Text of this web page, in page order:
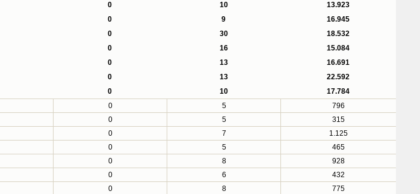
0 10
13.923
0 9
16.945
0 30
18.532
0 16
15.084
0 13
16.691
0 13
22.592
0 10
17.784
0 5
796
0 5
315
0 7
1.125
0 5
465
0 8
928
0 6
432
0 8
775